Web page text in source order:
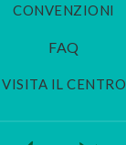
CONVENZIONI
FAQ
VISITA IL CENTRO